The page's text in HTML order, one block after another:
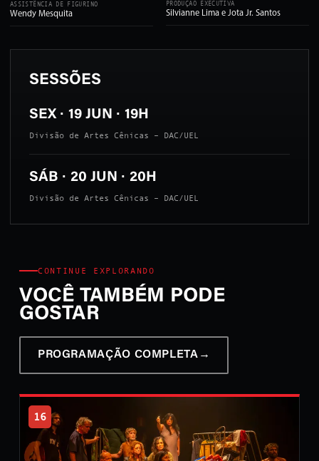
ASSISTÊNCIA DE FIGURINO
Wendy Mesquita
PRODUÇÃO EXECUTIVA
Silvianne Lima e Jota Jr. Santos
SESSÕES
SEX · 19 JUN · 19H
Divisão de Artes Cênicas – DAC/UEL
SÁB · 20 JUN · 20H
Divisão de Artes Cênicas – DAC/UEL
CONTINUE EXPLORANDO
VOCÊ TAMBÉM PODE
GOSTAR
PROGRAMAÇÃO COMPLETA →
16